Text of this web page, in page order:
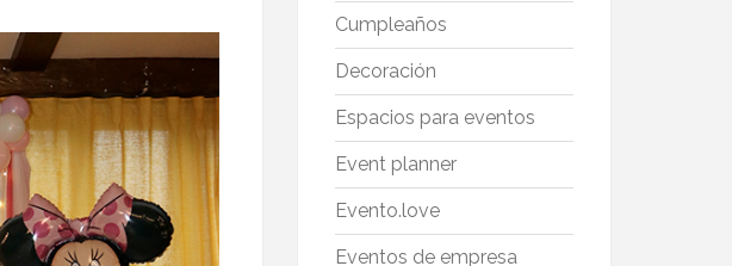
Cumpleaños
Decoración
Espacios para eventos
Event planner
Evento.love
Eventos de empresa